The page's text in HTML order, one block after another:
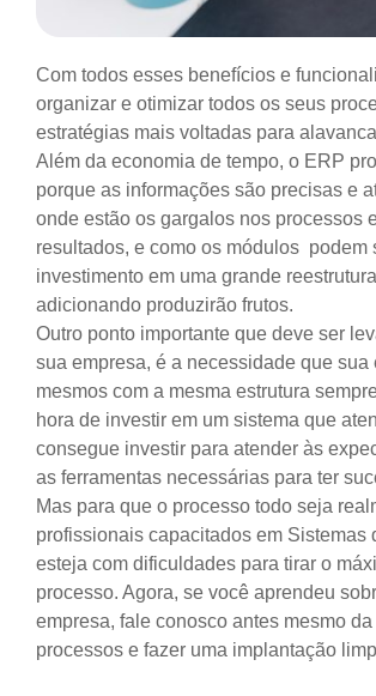
Com todos esses benefícios e
organizar e otimizar todos os seus
estratégias mais voltadas para
Além da economia de tempo, o ERP
porque as informações são precisas e
onde estão os gargalos nos processos
resultados, e como os módulos
investimento em uma grande
adicionando produzirão frutos.
Outro ponto importante que deve ser
sua empresa, é a necessidade que
mesmos com a mesma estrutura
hora de investir em um sistema que
consegue investir para atender às
as ferramentas necessárias para ter
Mas para que o processo todo seja
profissionais capacitados em Sistemas
esteja com dificuldades para tirar o
processo. Agora, se você aprendeu
empresa, fale conosco antes mesmo
processos e fazer uma implantação